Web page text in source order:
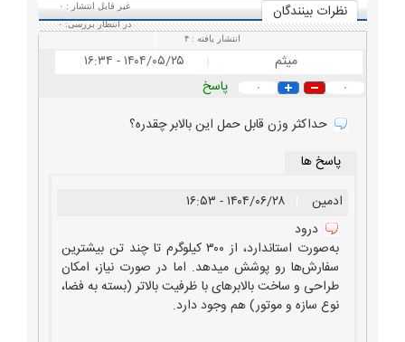
نظرات بينندگان
غیر قابل انتشار : ۰
در انتظار بررسی:۰
انتشار یافته :۴
میثم | ۱۴۰۴/۰۵/۲۵ - ۱۶:۳۴
۰ ۰
پاسخ
حداکثر وزن قابل حمل این بالابر چقدره؟
پاسخ ها
ادمین
۱۴۰۴/۰۶/۲۸ - ۱۶:۵۳
درود
به‌صورت استاندارد، از ۳۰۰ کیلوگرم تا چند تن بیشترین
سفارش‌ها رو پوشش میدهد. اما در صورت نیاز، امکان
طراحی و ساخت بالابرهای با ظرفیت بالاتر (بسته به فضا،
نوع سازه و موتور) هم وجود دارد.